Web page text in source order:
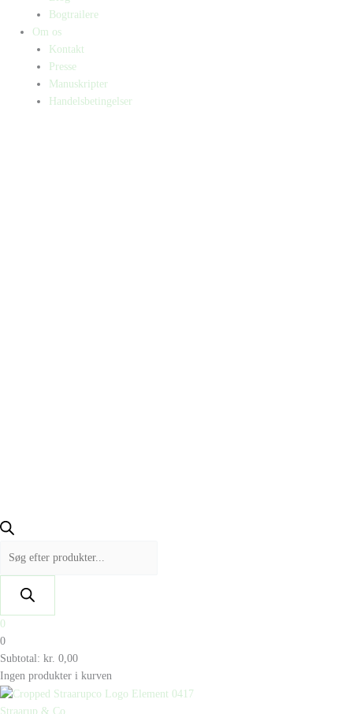
Bogtrailere
Om os
Kontakt
Presse
Manuskripter
Handelsbetingelser
0
0
Subtotal: kr. 0,00
Ingen produkter i kurven
Straarup & Co